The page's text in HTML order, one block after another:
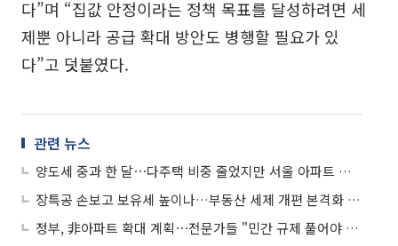
다”며 “집값 안정이라는 정책 목표를 달성하려면 세
제뿐 아니라 공급 확대 방안도 병행할 필요가 있
다”고 덧붙였다.
관련 뉴스
양도세 중과 한 달⋯다주택 비중 줄었지만 서울 아파트 매물 ‘10% 증발’
장특공 손보고 보유세 높이나…부동산 세제 개편 본격화 전망
정부, 非아파트 확대 계획⋯전문가들 "민간 규제 풀어야 진짜 해법"